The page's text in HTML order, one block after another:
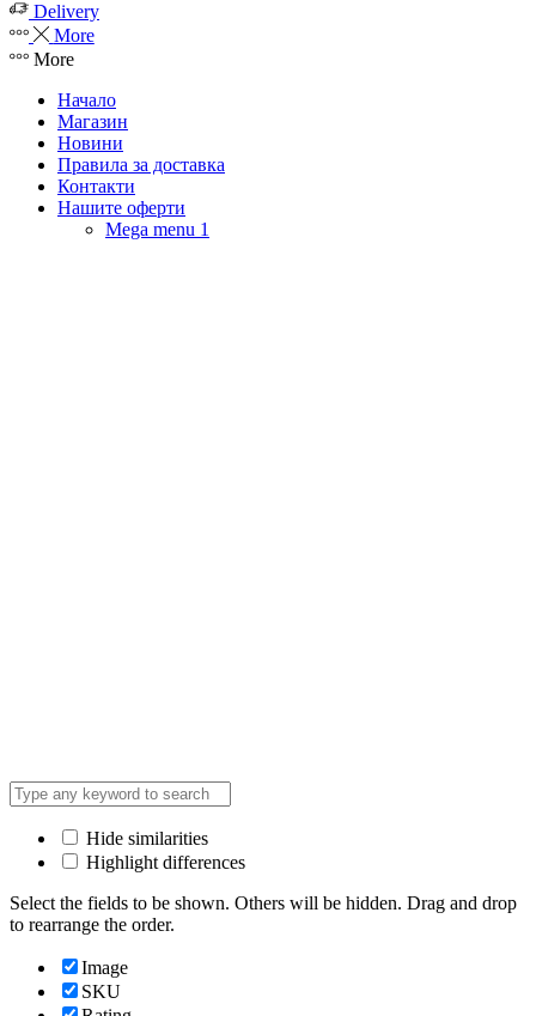
Delivery
More
More
Начало
Магазин
Новини
Правила за доставка
Контакти
Нашите оферти
Mega menu 1
Hide similarities
Highlight differences
Select the fields to be shown. Others will be hidden. Drag and drop
to rearrange the order.
Image
SKU